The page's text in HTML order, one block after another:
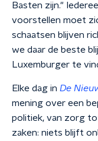
Basten zijn."
voorstellen moet
schaatsen blijven
we daar de beste
Luxemburger te
Elke dag in De
mening over een
politiek, van zorg
zaken: niets blijft